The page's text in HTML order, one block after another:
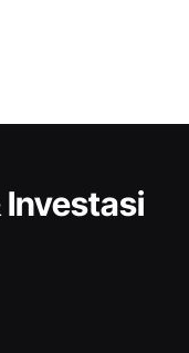
Investasi